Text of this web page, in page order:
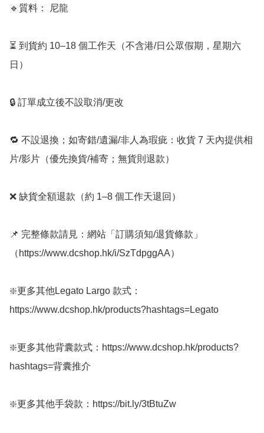
🔹質料： 尼龍
⏳ 到貨約 10–18 個工作天（不含港/日公眾假期，星期六
日）
🔒 訂單成立後不設取消/更改
🔁 不設退換；如寄錯/遺漏/非人為瑕疵：收貨 7 天內提供相
片/影片（優先換貨/補寄；無貨則退款）
❌ 缺貨全額退款（約 1–8 個工作天退回）
📌 完整條款請見：網站「訂購須知/退貨條款」
（https://www.dcshop.hk/i/SzTdpggAA）
❇️更多其他Legato Largo 款式：
https://www.dcshop.hk/products?hashtags=Legato
❇️更多其他背囊款式：https://www.dcshop.hk/products?
hashtags=背囊推介
❇️更多其他手袋款：https://bit.ly/3tBtuZw